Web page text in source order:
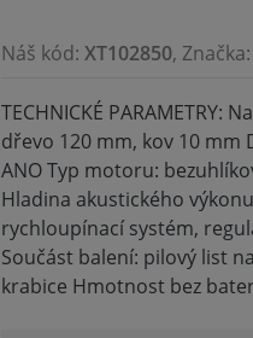
Náš kód: XT102850, Značka:
TECHNICKÉ PARAMETRY:
dřevo 120 mm, kov 10 mm
ANO Typ motoru:
Hladina akustického
rychloupínací systém,
Součást balení: pilový list
krabice Hmotnost bez